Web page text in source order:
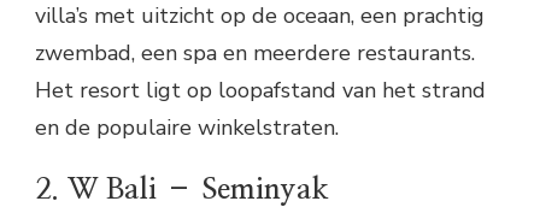
villa’s met uitzicht op de oceaan, een prachtig
zwembad, een spa en meerdere restaurants.
Het resort ligt op loopafstand van het strand
en de populaire winkelstraten.
2. W Bali – Seminyak